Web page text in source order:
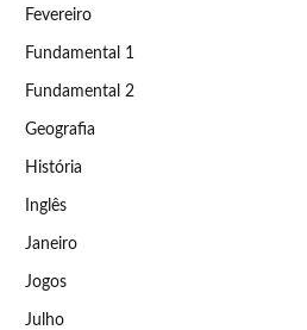
Fevereiro
Fundamental 1
Fundamental 2
Geografia
História
Inglês
Janeiro
Jogos
Julho